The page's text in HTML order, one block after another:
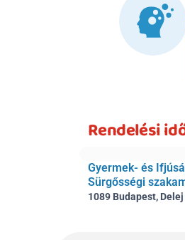
Rendelési
Gyermek- és
Sürgősségi
1089 Budapest,